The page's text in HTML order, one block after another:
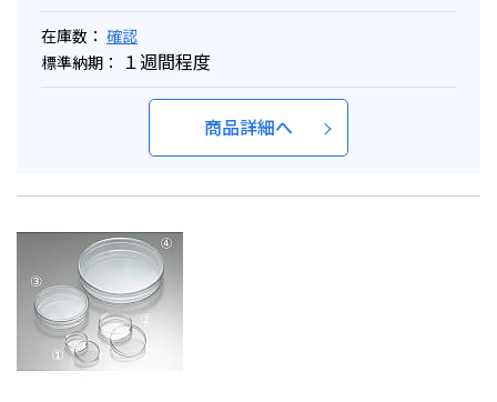
在庫数： 確認
標準納期：
１週間程度
商品詳細へ